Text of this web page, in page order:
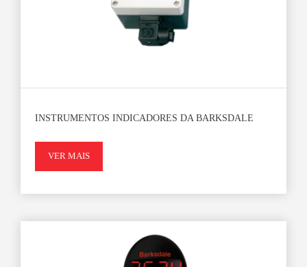
INSTRUMENTOS INDICADORES DA BARKSDALE
VER MAIS